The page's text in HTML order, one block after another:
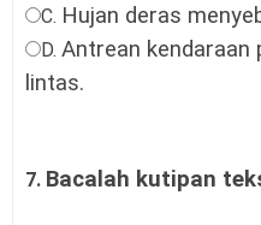
C. Hujan deras
D. Antrean kendaraan
lintas.
7. Bacalah kutipan